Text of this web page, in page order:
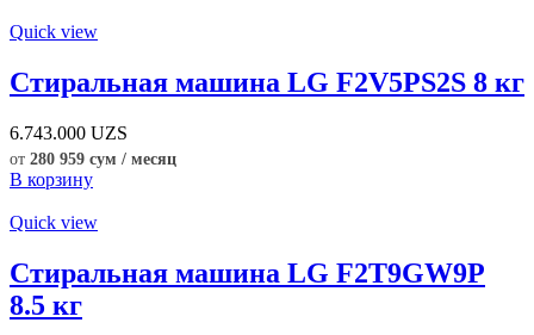
Quick view
Стиральная машина LG F2V5PS2S 8 кг
6.743.000 UZS
от 280 959 сум / месяц
В корзину
Quick view
Стиральная машина LG F2T9GW9P
8.5 кг